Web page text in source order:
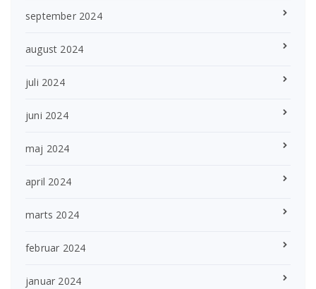
september 2024
august 2024
juli 2024
juni 2024
maj 2024
april 2024
marts 2024
februar 2024
januar 2024